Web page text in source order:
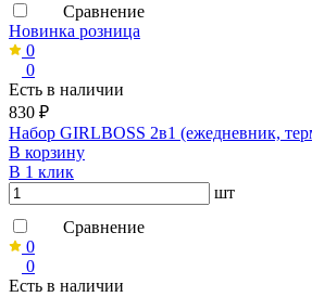
Сравнение
Новинка розница
0
0
Есть в наличии
830 ₽
Набор GIRLBOSS 2в1 (ежедневник,
В корзину
В 1 клик
шт
Сравнение
0
0
Есть в наличии